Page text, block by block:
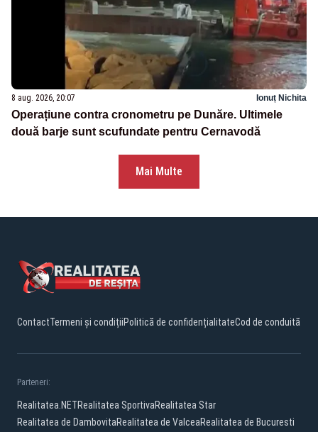
8 aug. 2026, 20:07 Ionuț Nichita
Operațiune contra cronometru pe Dunăre. Ultimele
două barje sunt scufundate pentru Cernavodă
Mai Multe
ContactTermeni și condițiiPolitică de confidențialitateCod de conduită
Parteneri:
Realitatea.NETRealitatea SportivaRealitatea Star
Realitatea de DambovitaRealitatea de ValceaRealitatea de Bucuresti